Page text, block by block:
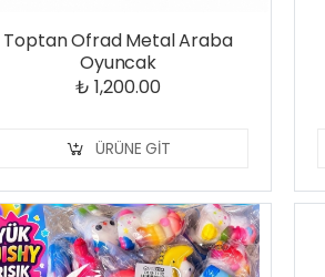
Toptan Ofrad Metal Araba
Oyuncak
₺ 1,200.00
ÜRÜNE GIT